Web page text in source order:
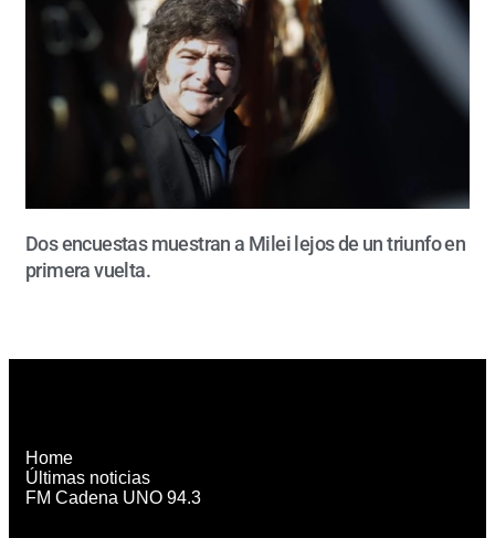
Dos encuestas muestran a Milei lejos de un triunfo en
primera vuelta.
Home
Últimas noticias
FM Cadena UNO 94.3